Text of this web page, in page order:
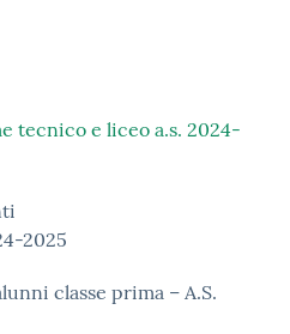
tecnico e liceo a.s. 2024-
2025
classe prima – A.S.